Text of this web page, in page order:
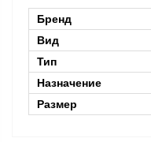
Бренд
Вид
Тип
Назначение
Размер